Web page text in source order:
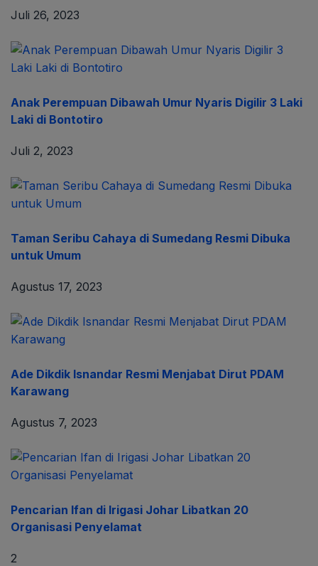
Juli 26, 2023
Anak Perempuan Dibawah Umur Nyaris Digilir 3 Laki
Laki di Bontotiro
Juli 2, 2023
Taman Seribu Cahaya di Sumedang Resmi Dibuka
untuk Umum
Agustus 17, 2023
Ade Dikdik Isnandar Resmi Menjabat Dirut PDAM
Karawang
Agustus 7, 2023
Pencarian Ifan di Irigasi Johar Libatkan 20
Organisasi Penyelamat
2